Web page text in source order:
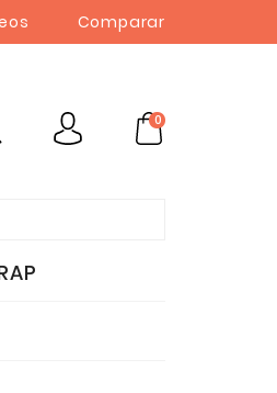
Comparar
0